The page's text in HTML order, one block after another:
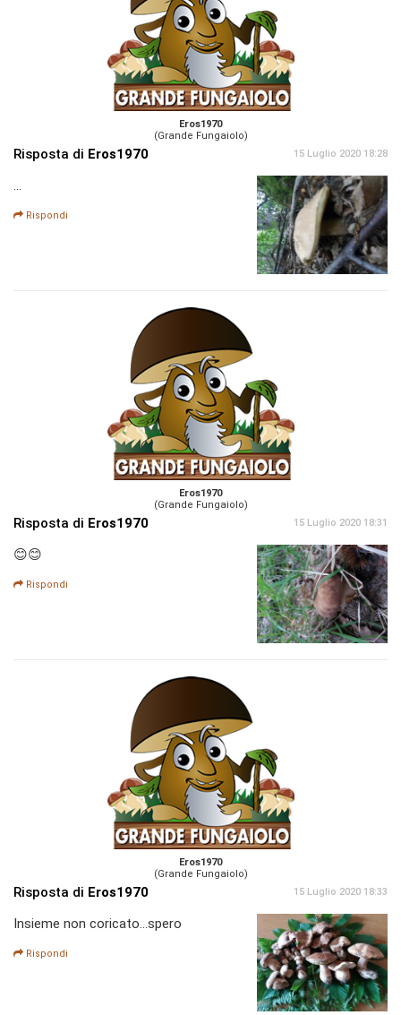
Eros1970
(Grande Fungaiolo)
Risposta di Eros1970 15 Luglio 2020 18:28
...
Rispondi
Eros1970
(Grande Fungaiolo)
Risposta di Eros1970 15 Luglio 2020 18:31
😊😊
Rispondi
Eros1970
(Grande Fungaiolo)
Risposta di Eros1970 15 Luglio 2020 18:33
Insieme non coricato...spero
Rispondi